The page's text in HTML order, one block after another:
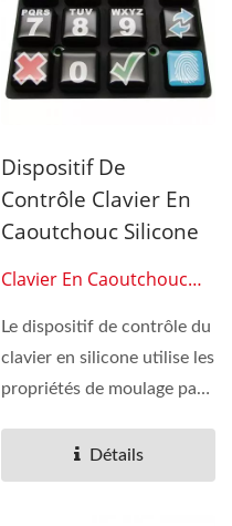
Dispositif De
Contrôle Clavier En
Caoutchouc Silicone
Clavier En Caoutchouc
Le dispositif de contrôle du
clavier en silicone utilise les
propriétés de moulage par
Détails